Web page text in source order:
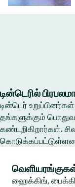
டின்டெரில்
டின்டெர்
தங்களுக்கும்
கண்டறிகிறார்கள்.
ஹைக்கிங்,